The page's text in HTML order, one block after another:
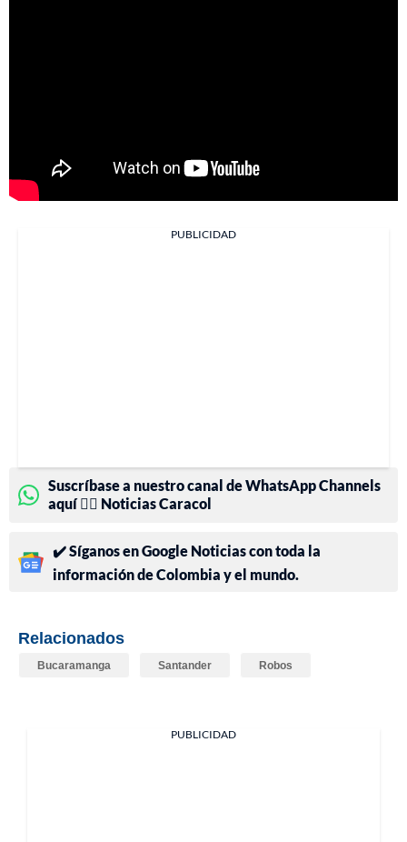
PUBLICIDAD
Suscríbase a nuestro canal de WhatsApp Channels
aquí 👉🏻 Noticias Caracol
✔️ Síganos en Google Noticias con toda la
información de Colombia y el mundo.
Relacionados
Bucaramanga Santander Robos
PUBLICIDAD